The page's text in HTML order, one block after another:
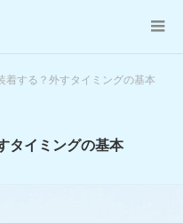
着する？外すタイミングの基本
タイミングの基本